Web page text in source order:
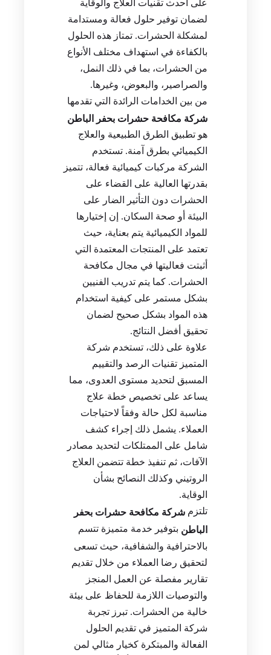
على أحدث تقنيات العلاج والوقاية
لضمان توفير حلول فعالة ومستدامة
لمشكلة الحشرات. تمتاز هذه الحلول
بالكفاءة في استهداف مختلف الأنواع
من الحشرات، بما في ذلك النمل،
والصراصير، والبعوض، وغيرها.
من بين الخدامات الرائدة التي تقدمها
شركة مكافحة حشرات بحفر الباطن
هو تطبيق الطرق الطبيعية والعلاج
الكيميائي بطرق آمنة. تستخدم
الشركة مركبات كيميائية فعالة، تتميز
بقدرتها العالية على القضاء على
الحشرات دون التأثير الضار على
البيئة أو صحة السكان. إن إختيارها
للمواد الكيميائية يتم بعناية، حيث
تعتمد على المنتجات المعتمدة التي
أثبتت فعاليتها في مجال مكافحة
الحشرات. كما يتم تدريب الفنيين
بشكل مستمر على كيفية استخدام
هذه المواد بشكل صحيح لضمان
تحقيق أفضل النتائج.
علاوة على ذلك، تستخدم شركة
المتميز تقنيات الرصد والتقييم
المسبق لتحديد مستوى العدوى، مما
يساعد على تخصيص خطة علاج
مناسبة لكل حالة وفقاً لاحتياجات
العملاء. يشمل ذلك إجراء كشف
شامل على الممتلكات لتحديد مصادر
الآفات، ثم تنفيذ خطة تتضمن العلاج
الروتيني وكذلك النصائح بشأن
الوقاية.
تلتزم شركة مكافحة حشرات بحفر
الباطن بتوفير خدمة متميزة تتسم
بالاحترافية والشفافية، حيث تسعى
لتحقيق رضا العملاء من خلال تقديم
تقارير مفصلة عن العمل المنجز
والتوصيات اللازمة للحفاظ على بيئة
خالية من الحشرات. تبرز تجربة
شركة المتميز في تقديم الحلول
الفعالة والمبتكرة كخيار مثالي لمن